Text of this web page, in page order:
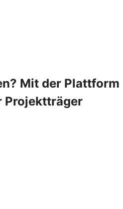
Mit der Plattform
Projektträger